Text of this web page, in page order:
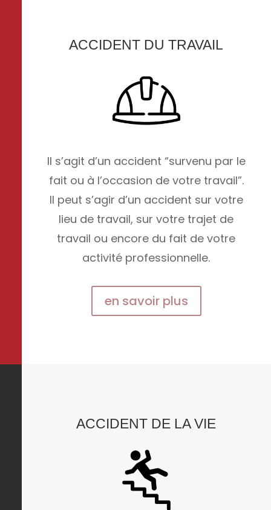
ACCIDENT DU TRAVAIL
Il s’agit d’un accident “survenu par le
fait ou à l’occasion de votre travail”.
Il peut s’agir d’un accident sur votre
lieu de travail, sur votre trajet de
travail ou encore du fait de votre
activité professionnelle.
en savoir plus
ACCIDENT DE LA VIE